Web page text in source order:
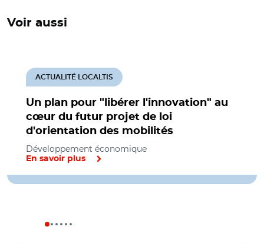
Voir aussi
Un plan pour "libérer l'innovation" au
cœur du futur projet de loi
d'orientation des mobilités
ACTUALITÉ LOCALTIS
Développement économique
En savoir plus